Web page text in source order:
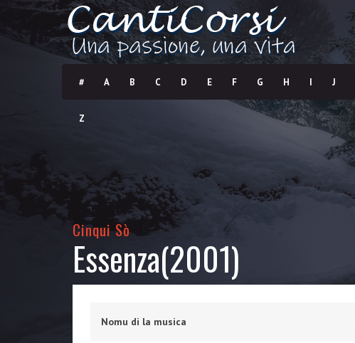
# A B C D E F G H I J
Z
Cinqui Sò
Essenza(2001)
Nomu di la musica